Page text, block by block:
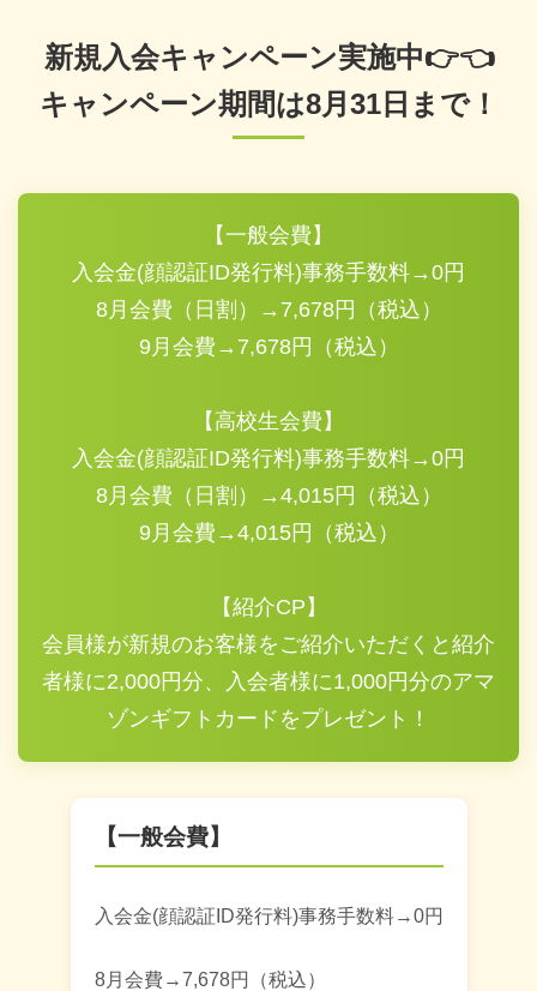
新規入会キャンペーン実施中👉👈
キャンペーン期間は8月31日まで！
【一般会費】
入会金(顔認証ID発行料)事務手数料→0円
8月会費（日割）→7,678円（税込）
9月会費→7,678円（税込）
【高校生会費】
入会金(顔認証ID発行料)事務手数料→0円
8月会費（日割）→4,015円（税込）
9月会費→4,015円（税込）
【紹介CP】
会員様が新規のお客様をご紹介いただくと紹介
者様に2,000円分、入会者様に1,000円分のアマ
ゾンギフトカードをプレゼント！
【一般会費】
入会金(顔認証ID発行料)事務手数料→0円
8月会費→7,678円（税込）